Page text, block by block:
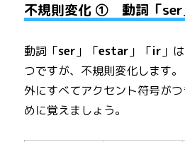
不規則変化 ① 動詞「ser
動詞「ser 」「estar 」「ir 」
つですが、不規則変化します
外にすべてアクセント符号が
めに覚えましょう。